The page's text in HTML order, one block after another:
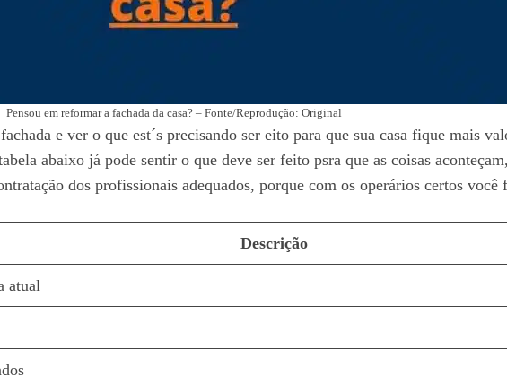
Pensou em reformar a fachada da casa? – Fonte/Reprodução: Original
e ver o que est´s precisando ser eito para que sua casa fique mais
abaixo já pode sentir o que deve ser feito psra que as coisas
dos profissionais adequados, porque com os operários certos você
Descrição
atual